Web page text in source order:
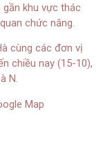
gần khu vực thác
chức năng.
cùng các đơn vị
chiều nay (15-10),
N.